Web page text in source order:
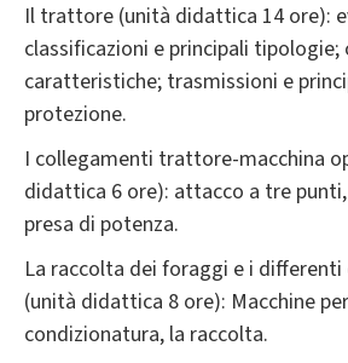
Il trattore (unità didattica 14 ore):
classificazioni e principali tipologie;
caratteristiche; trasmissioni e
protezione.
I collegamenti trattore-macchina
didattica 6 ore): attacco a tre
presa di potenza.
La raccolta dei foraggi e i
(unità didattica 8 ore): Macchine
condizionatura, la raccolta.